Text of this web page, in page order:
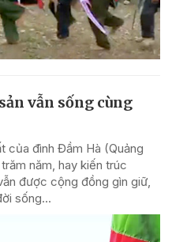
vẫn sống cùng
của đình Đầm Hà (Quảng
năm, hay kiến trúc
được cộng đồng gìn giữ,
sống...